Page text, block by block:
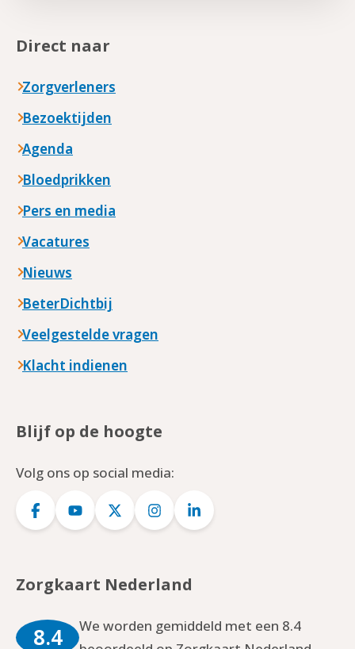
Direct naar
Zorgverleners
Bezoektijden
Agenda
Bloedprikken
Pers en media
Vacatures
Nieuws
BeterDichtbij
Veelgestelde vragen
Klacht indienen
Blijf op de hoogte
Volg ons op social media:
Logo
Logo
Logo
Logo
Logo
Zorgkaart Nederland
8.4
We worden gemiddeld met een 8.4